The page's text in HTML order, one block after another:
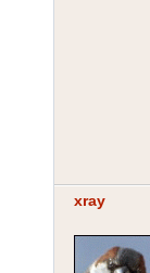
xray